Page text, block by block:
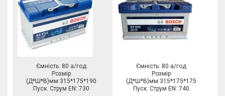
Ємність: 80 а/год
Розмір
(Д*Ш*В)мм:315*175*190
Пуск. Струм EN: 730
Ємність: 80 а/год
Розмір
(Д*Ш*В)мм:315*175*175
Пуск. Струм EN: 740